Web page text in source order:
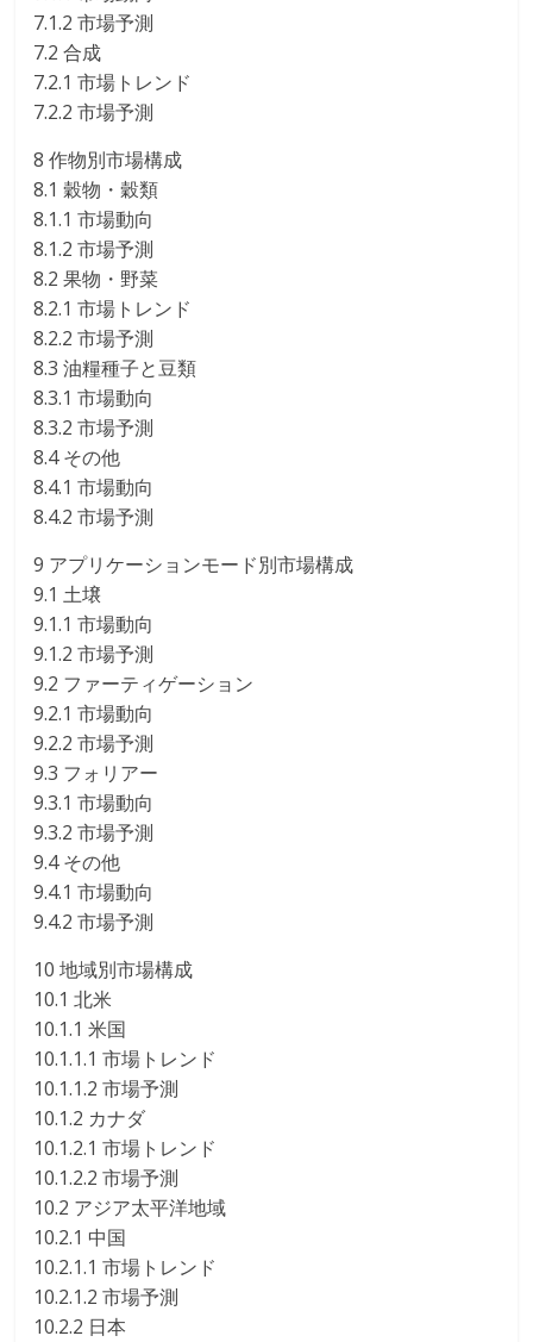
7.1.2 市場予測
7.2 合成
7.2.1 市場トレンド
7.2.2 市場予測
8 作物別市場構成
8.1 穀物・穀類
8.1.1 市場動向
8.1.2 市場予測
8.2 果物・野菜
8.2.1 市場トレンド
8.2.2 市場予測
8.3 油糧種子と豆類
8.3.1 市場動向
8.3.2 市場予測
8.4 その他
8.4.1 市場動向
8.4.2 市場予測
9 アプリケーションモード別市場構成
9.1 土壌
9.1.1 市場動向
9.1.2 市場予測
9.2 ファーティゲーション
9.2.1 市場動向
9.2.2 市場予測
9.3 フォリアー
9.3.1 市場動向
9.3.2 市場予測
9.4 その他
9.4.1 市場動向
9.4.2 市場予測
10 地域別市場構成
10.1 北米
10.1.1 米国
10.1.1.1 市場トレンド
10.1.1.2 市場予測
10.1.2 カナダ
10.1.2.1 市場トレンド
10.1.2.2 市場予測
10.2 アジア太平洋地域
10.2.1 中国
10.2.1.1 市場トレンド
10.2.1.2 市場予測
10.2.2 日本